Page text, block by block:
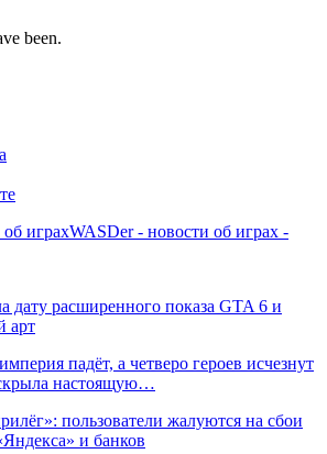
been.
WASDer - новости об играх -
дату расширенного показа GTA 6 и
арт
падёт, а четверо героев исчезнут
настоящую…
пользователи жалуются на сбои
и банков